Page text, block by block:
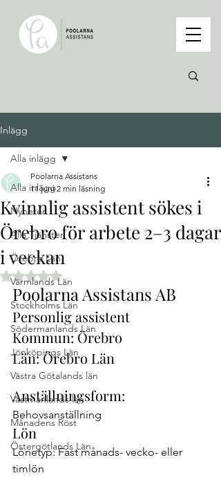
Inlägg
Alla inlägg
Nyheter
Alla Tjänster
Örebro Län
Värmlands Län
Stockholms Län
Södermanlands Län
Jönköpings Län
Västra Götalands län
Västmanlands län
Månadens Röst
Östergötlands Län
Alla inlägg
Kvinnlig assistent sökes i
Örebro för arbete 2–3 dagar
i veckan
Poolarna Assistans
11 juni 2 min läsning
Betygsatt till NaN av 5 stjärnor.
Poolarna Assistans AB
Personlig assistent
Kommun: Örebro
Län: Örebro Län
Anställningsform:
Behovsanställning
Lön
Lönetyp: Fast månads- vecko- eller
timlön